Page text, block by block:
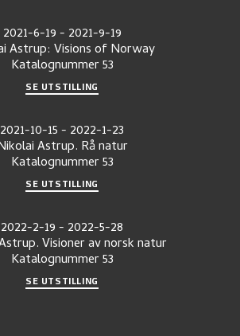
2021-6-19- 2021-9-19
Astrup: Visions of Norway
Katalognummer53
SE UTSTILLING
2021-10-15- 2022-1-23
Astrup. Rå natur
Katalognummer53
SE UTSTILLING
2022-2-19- 2022-5-28
Visioner av norsk natur
Katalognummer53
SE UTSTILLING